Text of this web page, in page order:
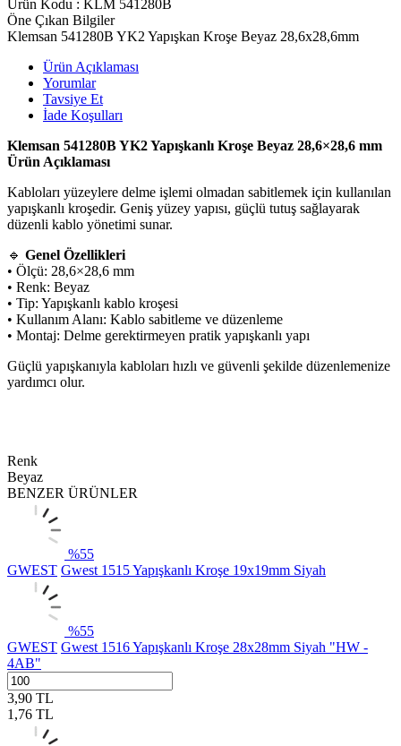
Ürün Kodu : KLM 541280B
Öne Çıkan Bilgiler
Klemsan 541280B YK2 Yapışkan Kroşe Beyaz 28,6x28,6mm
Ürün Açıklaması
Yorumlar
Tavsiye Et
İade Koşulları
Klemsan 541280B YK2 Yapışkanlı Kroşe Beyaz 28,6×28,6 mm
Ürün Açıklaması
Kabloları yüzeylere delme işlemi olmadan sabitlemek için kullanılan
yapışkanlı kroşedir. Geniş yüzey yapısı, güçlü tutuş sağlayarak
düzenli kablo yönetimi sunar.
🔹 Genel Özellikleri
• Ölçü: 28,6×28,6 mm
• Renk: Beyaz
• Tip: Yapışkanlı kablo kroşesi
• Kullanım Alanı: Kablo sabitleme ve düzenleme
• Montaj: Delme gerektirmeyen pratik yapışkanlı yapı
Güçlü yapışkanıyla kabloları hızlı ve güvenli şekilde düzenlemenize
yardımcı olur.
Renk
Beyaz
BENZER ÜRÜNLER
%55
GWEST Gwest 1515 Yapışkanlı Kroşe 19x19mm Siyah
%55
GWEST Gwest 1516 Yapışkanlı Kroşe 28x28mm Siyah "HW -
4AB"
3,90 TL
1,76 TL